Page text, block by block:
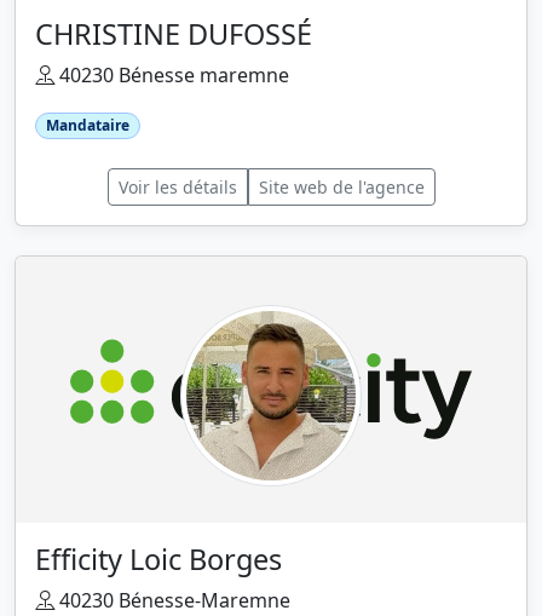
CHRISTINE DUFOSSÉ
40230 Bénesse maremne
Mandataire
Voir les détails Site web de l'agence
Efficity Loic Borges
40230 Bénesse-Maremne